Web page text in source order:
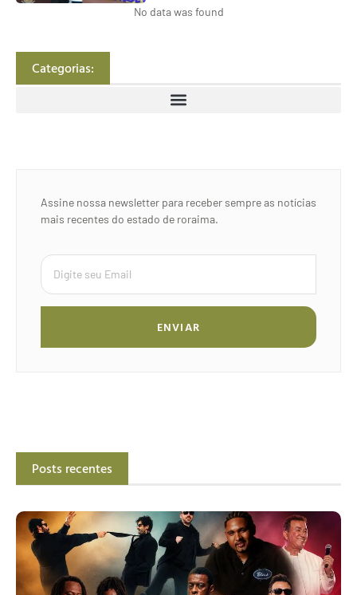
No data was found
Categorias:
Assine nossa newsletter para receber sempre as notícias
mais recentes do estado de roraima.
ENVIAR
Posts recentes